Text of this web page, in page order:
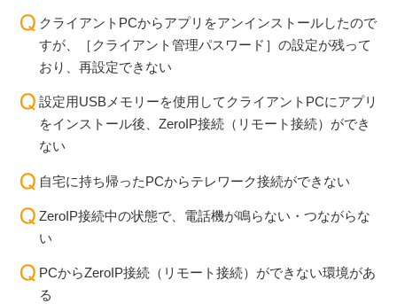
クライアントPCからアプリをアンインストールしたので
すが、［クライアント管理パスワード］の設定が残って
おり、再設定できない
設定用USBメモリーを使用してクライアントPCにアプリ
をインストール後、ZeroIP接続（リモート接続）ができ
ない
自宅に持ち帰ったPCからテレワーク接続ができない
ZeroIP接続中の状態で、電話機が鳴らない・つながらな
い
PCからZeroIP接続（リモート接続）ができない環境があ
る